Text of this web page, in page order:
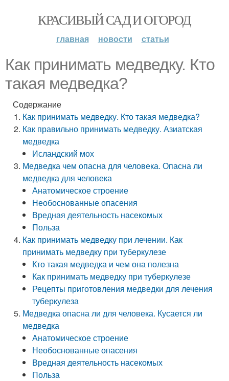
КРАСИВЫЙ САД И ОГОРОД
главная новости статьи
Как принимать медведку. Кто
такая медведка?
Содержание
Как принимать медведку. Кто такая медведка?
Как правильно принимать медведку. Азиатская
медведка
Исландский мох
Медведка чем опасна для человека. Опасна ли
медведка для человека
Анатомическое строение
Необоснованные опасения
Вредная деятельность насекомых
Польза
Как принимать медведку при лечении. Как
принимать медведку при туберкулезе
Кто такая медведка и чем она полезна
Как принимать медведку при туберкулезе
Рецепты приготовления медведки для лечения
туберкулеза
Медведка опасна ли для человека. Кусается ли
медведка
Анатомическое строение
Необоснованные опасения
Вредная деятельность насекомых
Польза